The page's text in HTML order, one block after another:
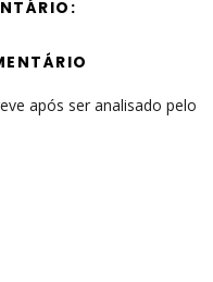
após ser analisado pelo